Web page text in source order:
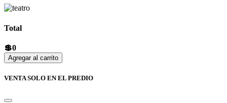
Total
💲0
Agregar al carrito
VENTA SOLO EN EL PREDIO